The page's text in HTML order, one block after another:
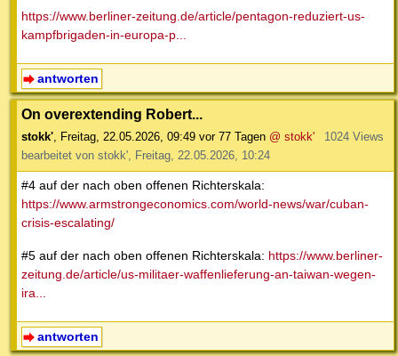
https://www.berliner-zeitung.de/article/pentagon-reduziert-us-
kampfbrigaden-in-europa-p...
antworten
On overextending Robert...
stokk', Freitag, 22.05.2026, 09:49 vor 77 Tagen @ stokk'
1024 Views
bearbeitet von stokk', Freitag, 22.05.2026, 10:24
#4 auf der nach oben offenen Richterskala:
https://www.armstrongeconomics.com/world-news/war/cuban-
crisis-escalating/
#5 auf der nach oben offenen Richterskala: https://www.berliner-
zeitung.de/article/us-militaer-waffenlieferung-an-taiwan-wegen-
ira...
antworten